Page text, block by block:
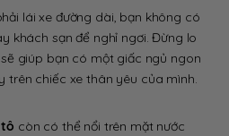
lái xe đường dài, bạn không có
khách sạn để nghỉ ngơi. Đừng lo
giúp bạn có một giấc ngủ ngon
trên chiếc xe thân yêu của mình.
còn có thể nổi trên mặt nước